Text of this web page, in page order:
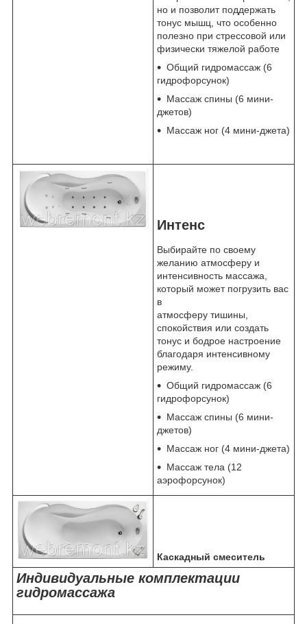
но и позволит поддержать
тонус мышц, что особенно
полезно при стрессовой или
физически тяжелой работе
Общий гидромассаж (6
гидрофорсунок)
Массаж спины (6 мини-
джетов)
Массаж ног (4 мини-джета)
Интенс
Выбирайте по своему
желанию атмосферу и
интенсивность массажа,
который может погрузить вас
в
атмосферу тишины,
спокойствия или создать
тонус и бодрое настроение
благодаря интенсивному
режиму.
Общий гидромассаж (6
гидрофорсунок)
Массаж спины (6 мини-
джетов)
Массаж ног (4 мини-джета)
Массаж тела (12
аэрофорсунок)
Каскадный смеситель
Индивидуальные комплектации
гидромассажа